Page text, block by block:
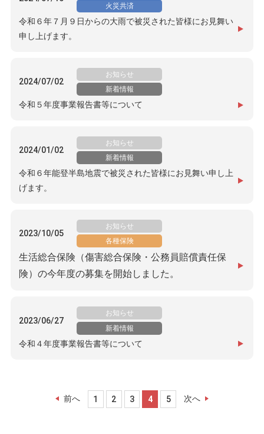
火災共済
令和６年７月９日からの大雨で被災された皆様にお見舞い
申し上げます。
2024/07/02
お知らせ
新着情報
令和５年度事業報告書等について
2024/01/02
お知らせ
新着情報
令和６年能登半島地震で被災された皆様にお見舞い申し上
げます。
2023/10/05
お知らせ
各種保険
生活総合保険（傷害総合保険・公務員賠償責任保
険）の今年度の募集を開始しました。
2023/06/27
お知らせ
新着情報
令和４年度事業報告書等について
前へ 1 2 3 4 5 次へ